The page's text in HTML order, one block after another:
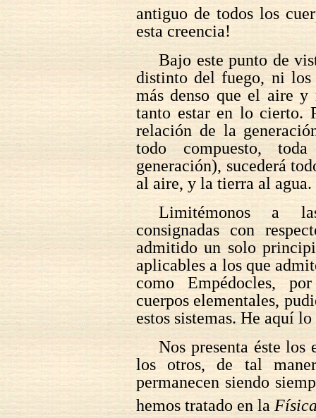
antiguo de todos los
esta creencia!
Bajo este punto de
distinto del fuego, ni los
más denso que el aire
tanto estar en lo cierto.
relación de la
todo compuesto,
generación), sucederá
al aire, y la tierra al agua.
Limitémonos a
consignadas con
admitido un solo
aplicables a los que
como Empédocles,
cuerpos elementales,
estos sistemas. He aquí
Nos presenta éste los
los otros, de tal
permanecen siendo
hemos tratado en la